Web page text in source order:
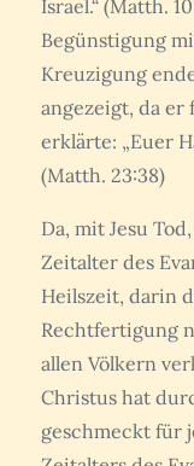
Israel.“ (Matth.
Begünstigung
Kreuzigung
angezeigt, da er
erklärte: „Euer
(Matth. 23:38)
Da, mit Jesu
Zeitalter des
Heilszeit, darin
Rechtfertigung
allen Völkern
Christus hat
geschmeckt für